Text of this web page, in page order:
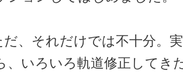
だ、それだけでは不十分。
、いろいろ軌道修正してき